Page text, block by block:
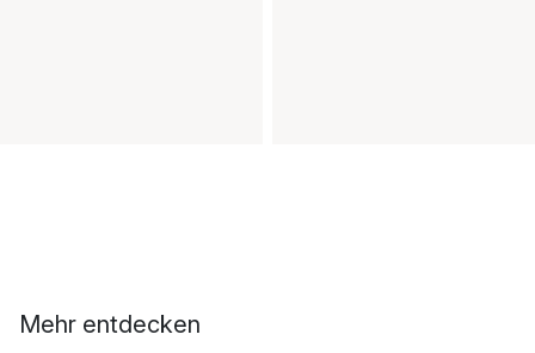
Mehr entdecken